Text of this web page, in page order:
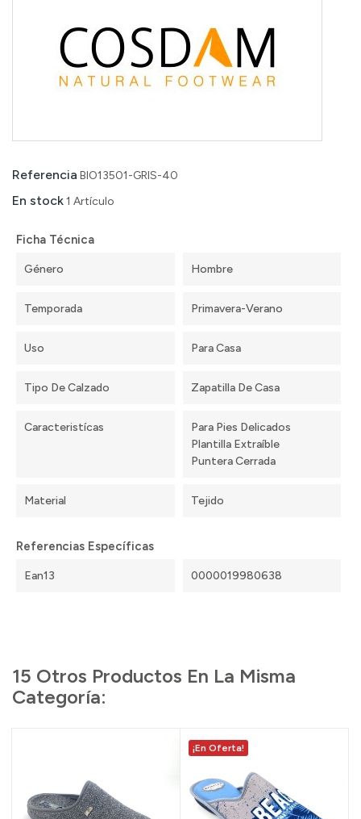
Referencia BIO13501-GRIS-40
En stock1 Artículo
Ficha Técnica
Género Hombre
Temporada Primavera-Verano
Uso Para Casa
Tipo De Calzado Zapatilla De Casa
Caracteristícas
Para Pies Delicados
Plantilla Extraíble
Puntera Cerrada
Material Tejido
Referencias Específicas
Ean13 0000019980638
15 Otros Productos En La Misma
Categoría:
¡En Oferta!